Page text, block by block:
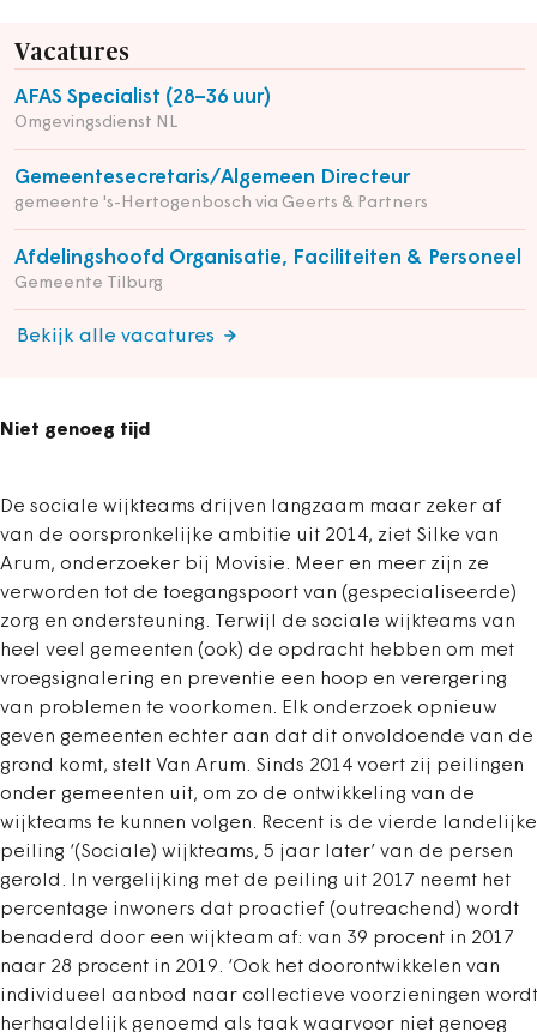
Vacatures
AFAS Specialist (28–36 uur)
Omgevingsdienst NL
Gemeentesecretaris/Algemeen Directeur
gemeente 's-Hertogenbosch via Geerts & Partners
Afdelingshoofd Organisatie, Faciliteiten & Personeel
Gemeente Tilburg
Bekijk alle vacatures
Niet genoeg tijd
De sociale wijkteams drijven langzaam maar zeker af
van de oorspronkelijke ambitie uit 2014, ziet Silke van
Arum, onderzoeker bij Movisie. Meer en meer zijn ze
verworden tot de toegangspoort van (gespecialiseerde)
zorg en ondersteuning. Terwijl de sociale wijkteams van
heel veel gemeenten (ook) de opdracht hebben om met
vroegsignalering en preventie een hoop en verergering
van problemen te voorkomen. Elk onderzoek opnieuw
geven gemeenten echter aan dat dit onvoldoende van de
grond komt, stelt Van Arum. Sinds 2014 voert zij peilingen
onder gemeenten uit, om zo de ontwikkeling van de
wijkteams te kunnen volgen. Recent is de vierde landelijke
peiling ‘(Sociale) wijkteams, 5 jaar later’ van de persen
gerold. In vergelijking met de peiling uit 2017 neemt het
percentage inwoners dat proactief (outreachend) wordt
benaderd door een wijkteam af: van 39 procent in 2017
naar 28 procent in 2019. ‘Ook het doorontwikkelen van
individueel aanbod naar col­lectieve voorzieningen wordt
herhaaldelijk genoemd als taak waarvoor niet genoeg